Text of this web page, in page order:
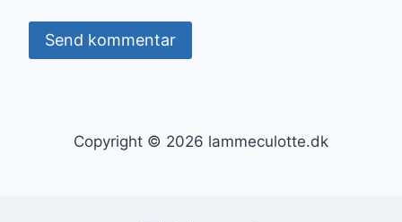
Copyright © 2026 lammeculotte.dk